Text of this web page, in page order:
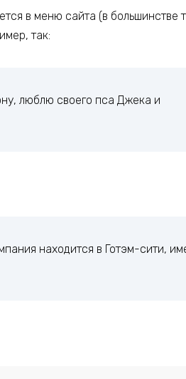
в меню сайта (в большинстве
так:
люблю своего пса Джека и
находится в Готэм-сити,